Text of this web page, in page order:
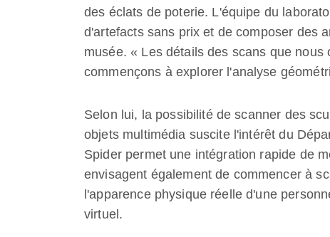
des éclats de poterie. L'équipe du
d'artefacts sans prix et de composer des
musée. « Les détails des scans que
commençons à explorer l'analyse
Selon lui, la possibilité de scanner des
objets multimédia suscite l'intérêt du
Spider permet une intégration rapide de
envisagent également de commencer à
l'apparence physique réelle d'une
virtuel.